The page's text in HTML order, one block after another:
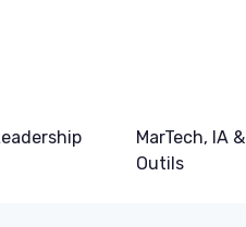
MarTech, IA &
Outils